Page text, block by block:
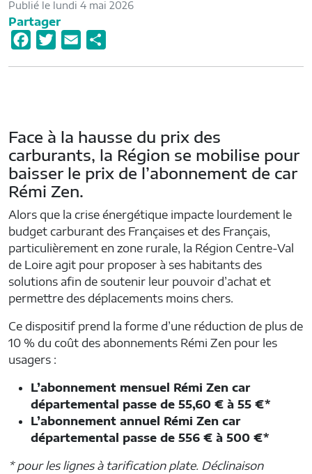
Publié le lundi 4 mai 2026
Partager
o
o
k
r
g
e
r
Face à la hausse du prix des
carburants, la Région se mobilise pour
baisser le prix de l’abonnement de car
Rémi Zen.
Alors que la crise énergétique impacte lourdement le
budget carburant des Françaises et des Français,
particulièrement en zone rurale, la Région Centre-Val
de Loire agit pour proposer à ses habitants des
solutions afin de soutenir leur pouvoir d’achat et
permettre des déplacements moins chers.
Ce dispositif prend la forme d’une réduction de plus de
10 % du coût des abonnements Rémi Zen pour les
usagers :
L’abonnement mensuel Rémi Zen car
départemental passe de 55,60 € à 55 €*
L’abonnement annuel Rémi Zen car
départemental passe de 556 € à 500 €*
* pour les lignes à tarification plate. Déclinaison